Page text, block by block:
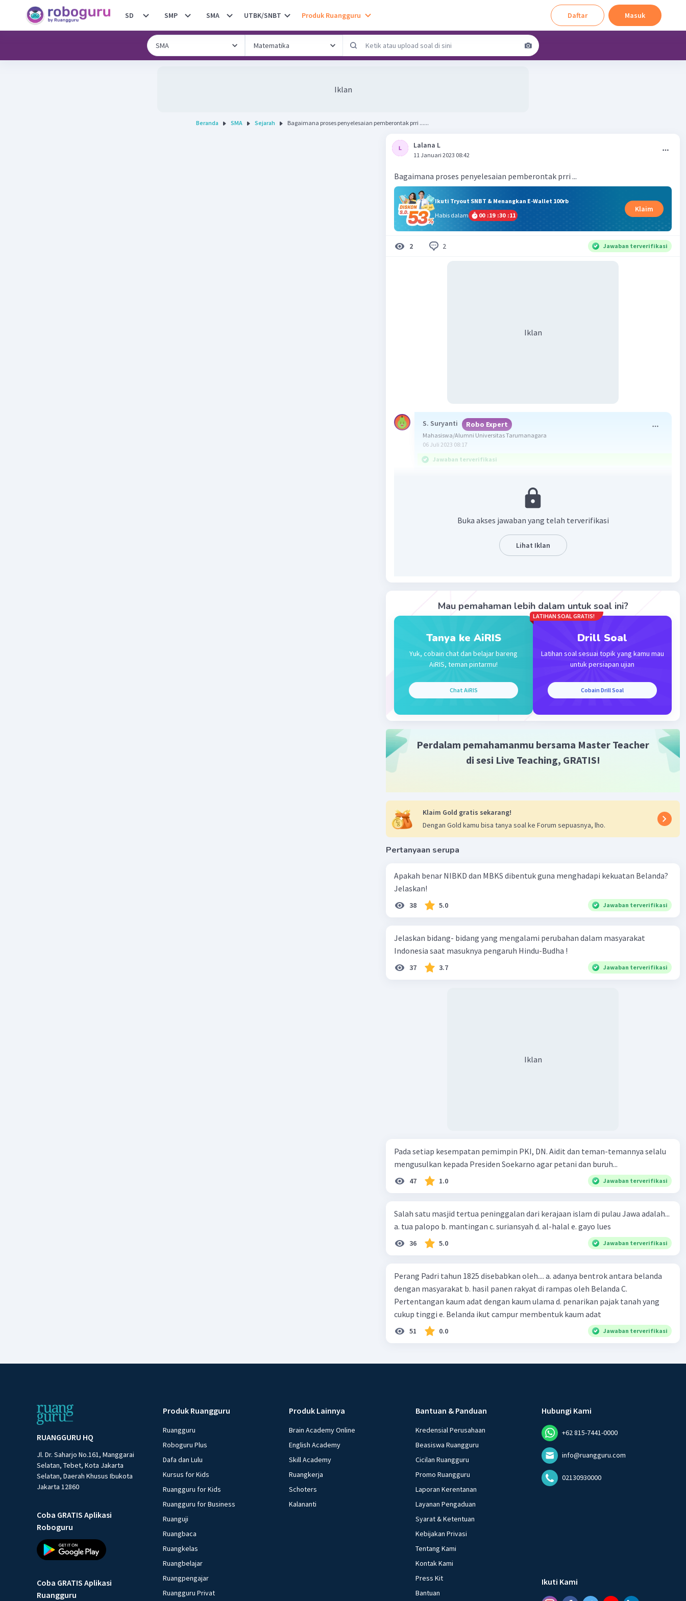
SD SMP SMA UTBK/SNBT Produk Ruangguru Daftar Masuk
Iklan
Beranda SMA Sejarah Bagaimana proses penyelesaian pemberontak prri ......
Lalana L
11 Januari 2023 08:42
Bagaimana proses penyelesaian pemberontak prri ...
Ikuti Tryout SNBT & Menangkan E-Wallet 100rb
Habis dalam
00 :19 :30 :10
Klaim
2 2 Jawaban terverifikasi
Iklan
S. Suryanti Robo Expert
Mahasiswa/Alumni Universitas Tarumanagara
06 Juli 2023 08:17
Jawaban terverifikasi
Cermati pembahasan berikut!
Pemerintah bertindak cepat dan menekan PRRI. Pembongkaran
PRRI dilakukan dengan bantuan operasi militer 17 Agustus di
Sumatera Barat yang dipimpin oleh Kolonel Achmad Yan dan operasi
Sapta Marga di wilayah Sumatera Utara yang dipimpin oleh Brigjen
Oleh karena itu, jawaban yang tepat adalah melancarkan Operasi
Sapta Marga
Beri Rating
Level 1
04 Agustus 2023 13:13
Buka akses jawaban yang telah terverifikasi
Lihat Iklan
Mau pemahaman lebih dalam untuk soal ini?
Tanya ke AiRIS
Yuk, cobain chat dan belajar bareng
AiRIS, teman pintarmu!
Chat AiRIS
LATIHAN SOAL GRATIS!
Drill Soal
Latihan soal sesuai topik yang kamu mau
untuk persiapan ujian
Cobain Drill Soal
Perdalam pemahamanmu bersama Master Teacher
di sesi Live Teaching, GRATIS!
Klaim Gold gratis sekarang!
Dengan Gold kamu bisa tanya soal ke Forum sepuasnya, lho.
Pertanyaan serupa
Apakah benar NIBKD dan MBKS dibentuk guna menghadapi kekuatan Belanda?
Jelaskan!
38 5.0 Jawaban terverifikasi
Jelaskan bidang- bidang yang mengalami perubahan dalam masyarakat
Indonesia saat masuknya pengaruh Hindu-Budha !
37 3.7 Jawaban terverifikasi
Iklan
Pada setiap kesempatan pemimpin PKI, DN. Aidit dan teman-temannya selalu
mengusulkan kepada Presiden Soekarno agar petani dan buruh...
47 1.0 Jawaban terverifikasi
Salah satu masjid tertua peninggalan dari kerajaan islam di pulau Jawa adalah...
a. tua palopo b. mantingan c. suriansyah d. al-halal e. gayo lues
36 5.0 Jawaban terverifikasi
Perang Padri tahun 1825 disebabkan oleh.... a. adanya bentrok antara belanda
dengan masyarakat b. hasil panen rakyat di rampas oleh Belanda C.
Pertentangan kaum adat dengan kaum ulama d. penarikan pajak tanah yang
cukup tinggi e. Belanda ikut campur membentuk kaum adat
51 0.0 Jawaban terverifikasi
RUANGGURU HQ
Jl. Dr. Saharjo No.161, Manggarai
Selatan, Tebet, Kota Jakarta
Selatan, Daerah Khusus Ibukota
Jakarta 12860
Coba GRATIS Aplikasi
Roboguru
Coba GRATIS Aplikasi
Ruangguru
Produk Ruangguru
Ruangguru
Roboguru Plus
Dafa dan Lulu
Kursus for Kids
Ruangguru for Kids
Ruangguru for Business
Ruanguji
Ruangbaca
Ruangkelas
Ruangbelajar
Ruangpengajar
Ruangguru Privat
Produk Lainnya
Brain Academy Online
English Academy
Skill Academy
Ruangkerja
Schoters
Kalananti
Bantuan & Panduan
Kredensial Perusahaan
Beasiswa Ruangguru
Cicilan Ruangguru
Promo Ruangguru
Laporan Kerentanan
Layanan Pengaduan
Syarat & Ketentuan
Kebijakan Privasi
Tentang Kami
Kontak Kami
Press Kit
Bantuan
Hubungi Kami
+62 815-7441-0000
info@ruangguru.com
02130930000
Ikuti Kami